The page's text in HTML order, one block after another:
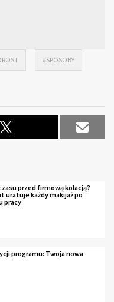
#SPOSOBY
przed firmową kolacją?
uratuje każdy makijaż po
pracy
programu: Twoja nowa